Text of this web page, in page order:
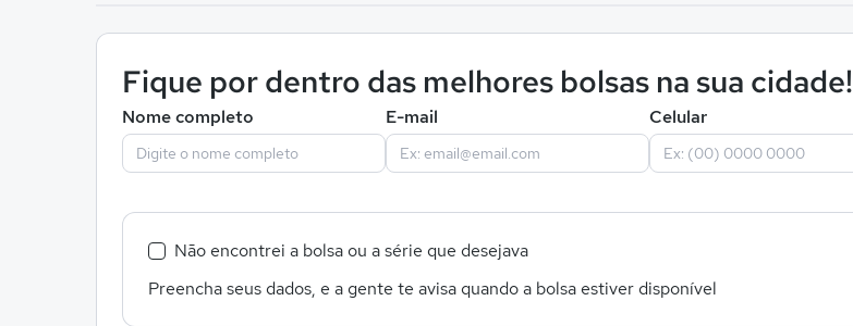
Fique por dentro das melhores bolsas na sua cidade!
Nome completo E-mail Celular
Não encontrei a bolsa ou a série que desejava
Preencha seus dados, e a gente te avisa quando a bolsa estiver disponível